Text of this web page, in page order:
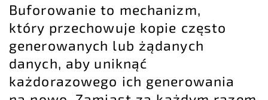
Buforowanie to mechanizm,
który przechowuje kopie często
generowanych lub żądanych
danych, aby uniknąć
każdorazowego ich generowania